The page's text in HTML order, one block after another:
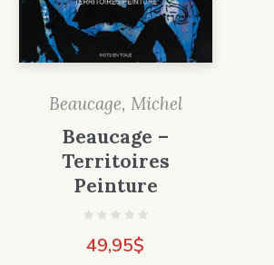
Beaucage, Michel
Beaucage –
Territoires
Peinture
49,95$